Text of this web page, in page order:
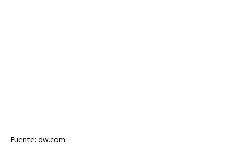
Fuente: dw.com